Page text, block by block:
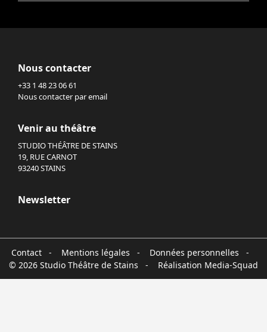
Nous contacter
+33 1 48 23 06 61
Nous contacter par email
Venir au théâtre
STUDIO THÉÂTRE DE STAINS
19, RUE CARNOT
93240 STAINS
Newsletter
Contact- Mentions légales - Données personnelles -
© 2026 Studio Théâtre de Stains - Réalisation Media-Squad